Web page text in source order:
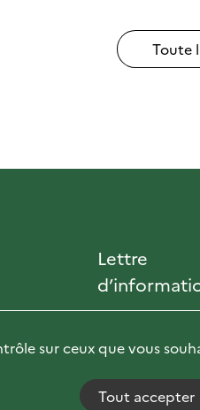
Toute
Lettre
: non conforme
sur ceux que vous
Tout accepter